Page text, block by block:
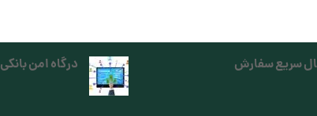
سریع سفارش درگاه امن بانکی